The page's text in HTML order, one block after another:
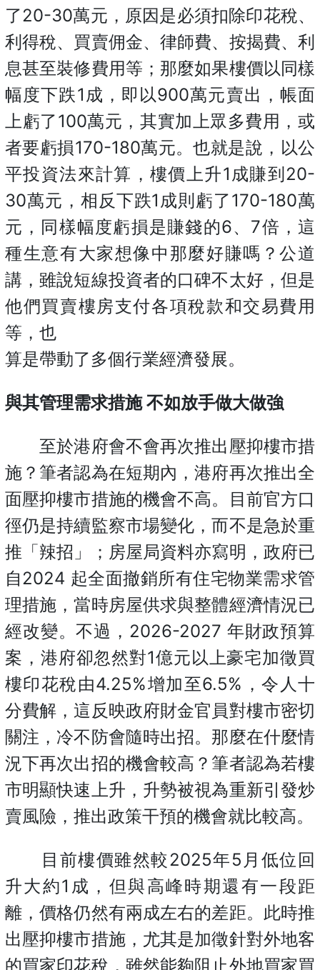
了20-30萬元，原因是必須扣除印花稅、
利得稅、買賣佣金、律師費、按揭費、利
息甚至裝修費用等；那麼如果樓價以同樣
幅度下跌1成，即以900萬元賣出，帳面
上虧了100萬元，其實加上眾多費用，或
者要虧損170-180萬元。也就是說，以公
平投資法來計算，樓價上升1成賺到20-
30萬元，相反下跌1成則虧了170-180萬
元，同樣幅度虧損是賺錢的6、7倍，這
種生意有大家想像中那麼好賺嗎？公道
講，雖說短線投資者的口碑不太好，但是
他們買賣樓房支付各項稅款和交易費用
等，也
算是帶動了多個行業經濟發展。
與其管理需求措施 不如放手做大做強
至於港府會不會再次推出壓抑樓市措
施？筆者認為在短期內，港府再次推出全
面壓抑樓市措施的機會不高。目前官方口
徑仍是持續監察市場變化，而不是急於重
推「辣招」；房屋局資料亦寫明，政府已
自2024 起全面撤銷所有住宅物業需求管
理措施，當時房屋供求與整體經濟情況已
經改變。不過，2026-2027 年財政預算
案，港府卻忽然對1億元以上豪宅加徵買
樓印花稅由4.25%增加至6.5%，令人十
分費解，這反映政府財金官員對樓市密切
關注，冷不防會隨時出招。那麼在什麼情
況下再次出招的機會較高？筆者認為若樓
市明顯快速上升，升勢被視為重新引發炒
賣風險，推出政策干預的機會就比較高。
目前樓價雖然較2025年5月低位回
升大約1成，但與高峰時期還有一段距
離，價格仍然有兩成左右的差距。此時推
出壓抑樓市措施，尤其是加徵針對外地客
的買家印花稅，雖然能夠阻止外地買家買